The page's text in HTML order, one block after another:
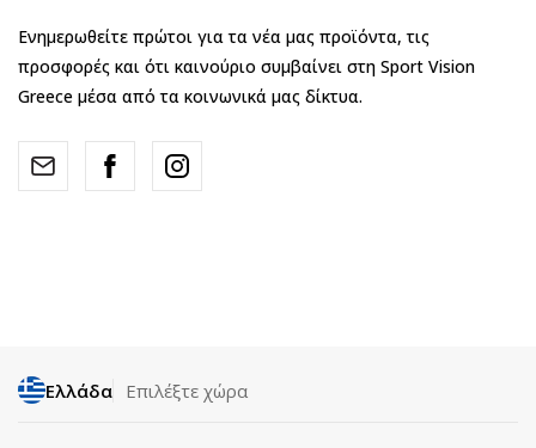
Ενημερωθείτε πρώτοι για τα νέα μας προϊόντα, τις
προσφορές και ότι καινούριο συμβαίνει στη Sport Vision
Greece μέσα από τα κοινωνικά μας δίκτυα.
Ελλάδα Επιλέξτε χώρα